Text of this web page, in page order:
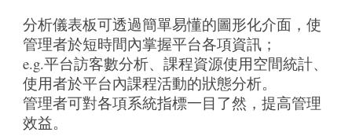
分析儀表板可透過簡單易懂的圖形化介面，使
管理者於短時間內掌握平台各項資訊；
e.g.平台訪客數分析、課程資源使用空間統計、
使用者於平台內課程活動的狀態分析。
管理者可對各項系統指標一目了然，提高管理
效益。